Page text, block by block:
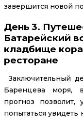
завершится новой
День 3.
Батарейский
кладбище
ресторане
Заключительный
Баренцева моря,
прогноз
попытаться